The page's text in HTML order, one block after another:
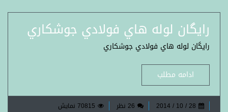
رایگان لوله هاي فولادي جوشكاري
رایگان لوله هاي فولادي جوشكاري
ادامه مطلب
28 / 10 / 2014 26 نظر
70815 نمایش